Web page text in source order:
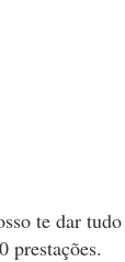
te dar
prestações.